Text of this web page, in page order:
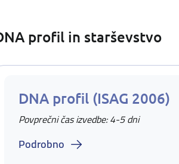
profil in starševstvo
DNA profil (ISAG 2006)
Povprečni čas izvedbe: 4-5 dni
Podrobno